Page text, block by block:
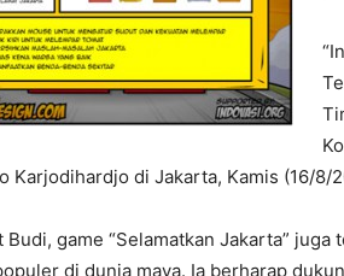
Karjodihardjo di Jakarta, Kamis (16/8/
Budi, game “Selamatkan Jakarta”
di dunia maya. Ia berharap